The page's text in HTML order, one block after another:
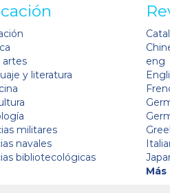
artes
y literatura
militares
navales
bibliotecológicas
eng